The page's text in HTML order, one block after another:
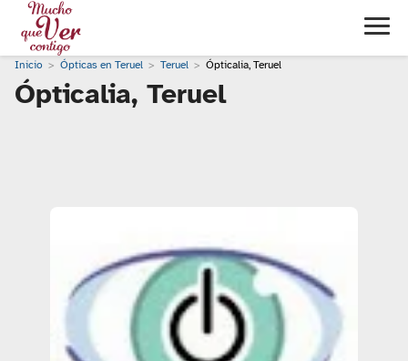
Inicio Ópticas en Teruel Teruel Ópticalia, Teruel
Ópticalia, Teruel